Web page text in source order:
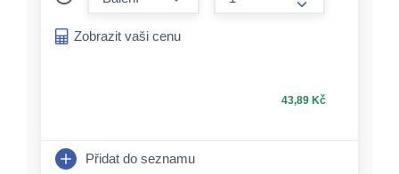
form.increase-
Zobrazit vaši cenu
43,89 Kč
Přidat do seznamu